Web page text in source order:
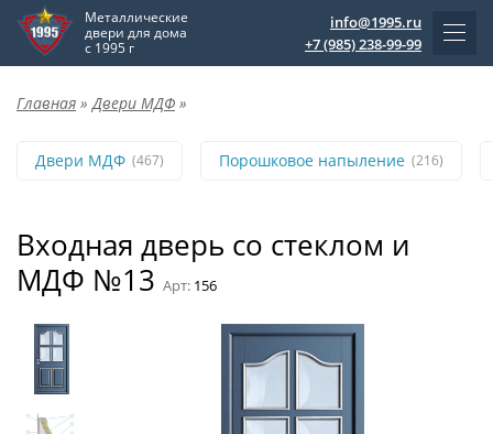
Металлические
двери для дома
с 1995 г
info@1995.ru
+7 (985) 238-99-99
Главная » Двери МДФ »
Двери МДФ (467) Порошковое напыление (216)
Входная дверь со стеклом и
МДФ №13 Арт: 156